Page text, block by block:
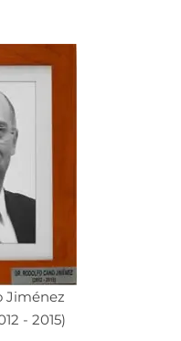
Jiménez
- 2015)